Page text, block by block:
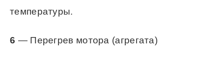
контроллера антифриза.
5 — Ошибка регулятора наружной